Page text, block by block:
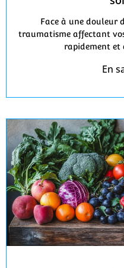
Face à une douleur
traumatisme affectant
rapidement et
En